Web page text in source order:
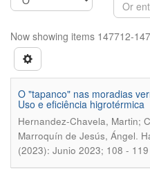
Now showing items 147712-
O "tapanco" nas moradias
Uso e eficiência higrotérmica
Hernandez-Chavela, Martin;
Marroquín de Jesús, Ángel.
(2023): Junio 2023; 108 - 119